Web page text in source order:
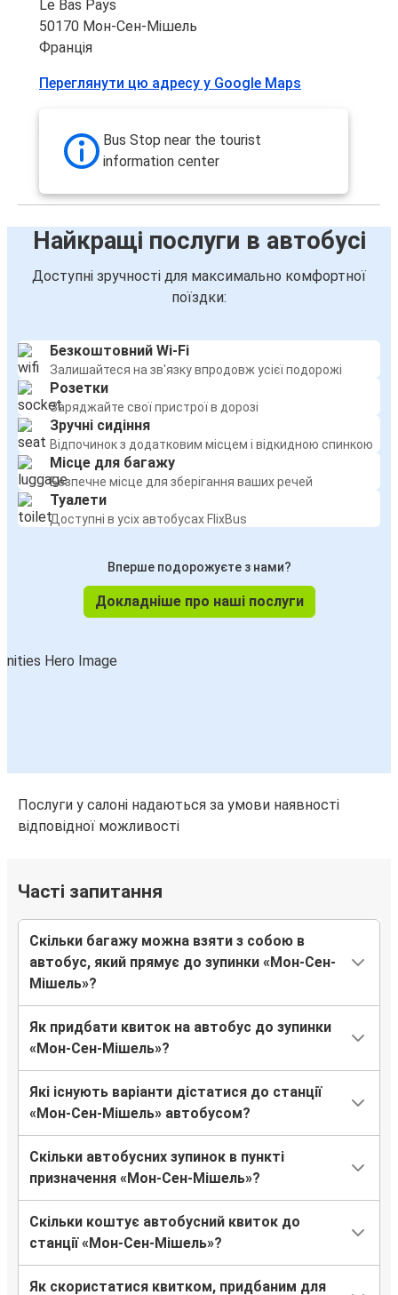
Le Bas Pays
50170 Мон-Сен-Мішель
Франція
Переглянути цю адресу у Google Maps
Bus Stop near the tourist
information center
Найкращі послуги в автобусі
Доступні зручності для максимально комфортної
поїздки:
Безкоштовний Wi-Fi
Залишайтеся на зв'язку впродовж усієї подорожі
Розетки
Заряджайте свої пристрої в дорозі
Зручні сидіння
Відпочинок з додатковим місцем і відкидною спинкою
Місце для багажу
Безпечне місце для зберігання ваших речей
Туалети
Доступні в усіх автобусах FlixBus
Вперше подорожуєте з нами?
Докладніше про наші послуги
Послуги у салоні надаються за умови наявності
відповідної можливості
Часті запитання
Скільки багажу можна взяти з собою в
автобус, який прямує до зупинки «Мон-Сен-
Мішель»?
Як придбати квиток на автобус до зупинки
«Мон-Сен-Мішель»?
Які існують варіанти дістатися до станції
«Мон-Сен-Мішель» автобусом?
Скільки автобусних зупинок в пункті
призначення «Мон-Сен-Мішель»?
Скільки коштує автобусний квиток до
станції «Мон-Сен-Мішель»?
Як скористатися квитком, придбаним для